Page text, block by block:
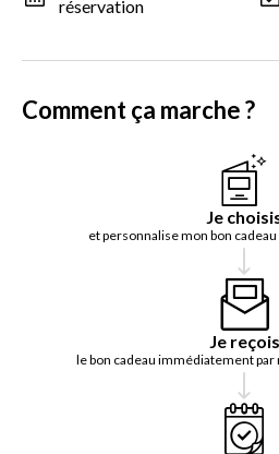
réservation
Comment ça marche ?
Je
et personnalise mon bon
Je reçois
le bon cadeau immédiatement par